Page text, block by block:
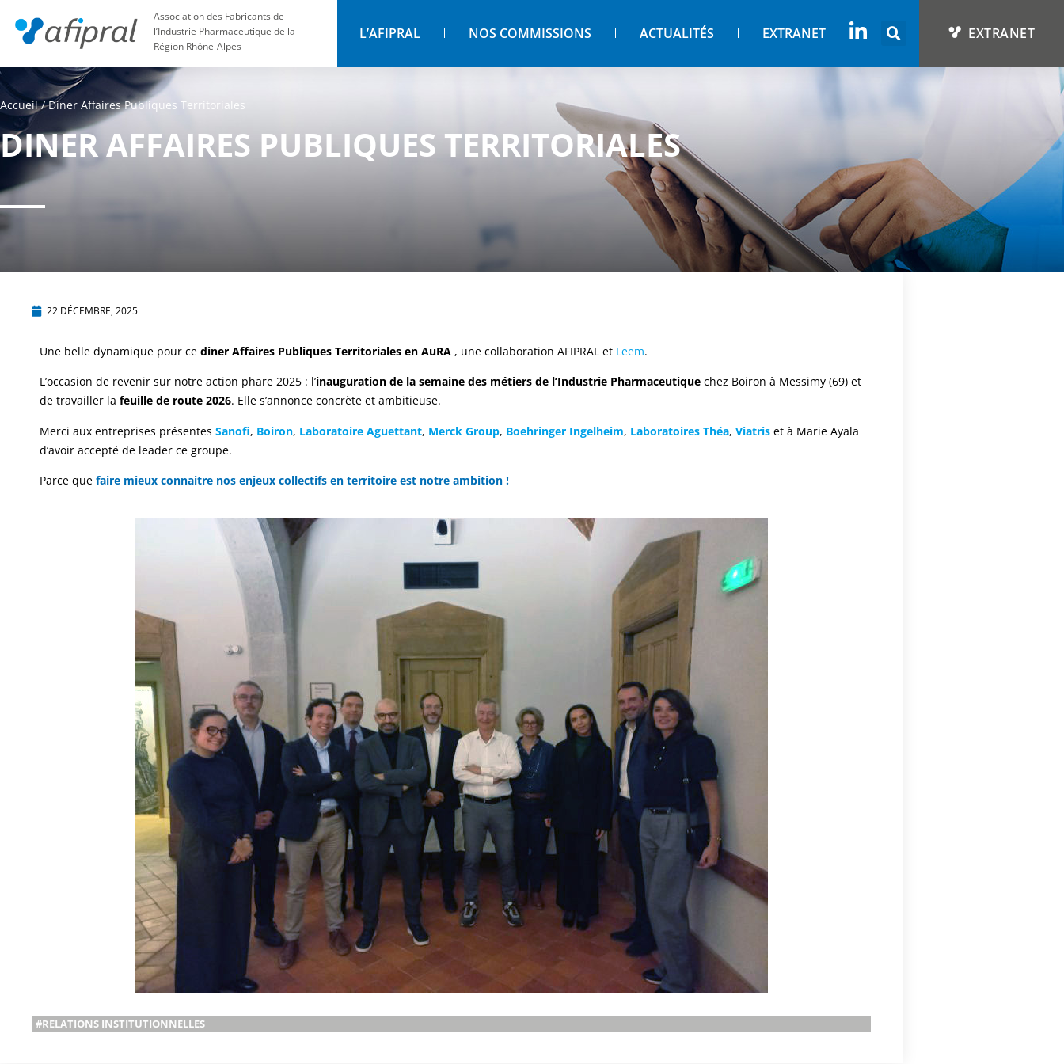
Association des Fabricants de
l’Industrie Pharmaceutique de la
Région Rhône-Alpes
L’AFIPRAL NOS COMMISSIONS ACTUALITÉS EXTRANET EXTRANET
Accueil/Diner Affaires Publiques Territoriales
DINER AFFAIRES PUBLIQUES TERRITORIALES
22 DÉCEMBRE, 2025
Une belle dynamique pour ce diner Affaires Publiques Territoriales en AuRA , une collaboration AFIPRAL et Leem.
L’occasion de revenir sur notre action phare 2025 : l’inauguration de la semaine des métiers de l’Industrie Pharmaceutique chez Boiron à Messimy (69) et
de travailler la feuille de route 2026. Elle s’annonce concrète et ambitieuse.
Merci aux entreprises présentes Sanofi, Boiron, Laboratoire Aguettant, Merck Group, Boehringer Ingelheim, Laboratoires Théa, Viatris et à Marie Ayala
d’avoir accepté de leader ce groupe.
Parce que faire mieux connaitre nos enjeux collectifs en territoire est notre ambition !
#RELATIONS INSTITUTIONNELLES